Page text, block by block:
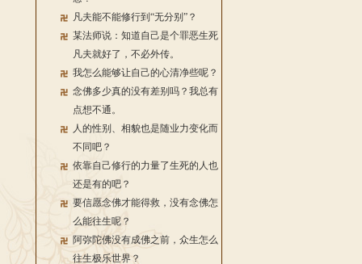
凡夫能不能修行到“无分别”？
某法师说：知道自己是个罪恶生死
凡夫就好了，不必外传。
我怎么能够让自己的心清净些呢？
念佛多少真的没有差别吗？我总有
点想不通。
人的性别、相貌也是随业力变化而
不同吧？
依靠自己修行的力量了生死的人也
还是有的吧？
要信愿念佛才能得救，没有念佛怎
么能往生呢？
阿弥陀佛没有成佛之前，众生怎么
往生极乐世界？